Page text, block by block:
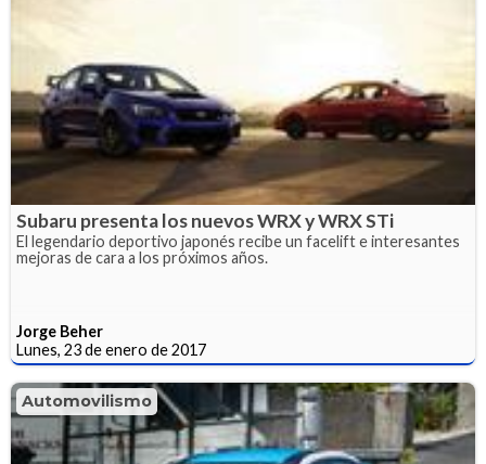
Subaru presenta los nuevos WRX y WRX STi
El legendario deportivo japonés recibe un facelift e interesantes
mejoras de cara a los próximos años.
Jorge Beher
Lunes, 23 de enero de 2017
Automovilismo